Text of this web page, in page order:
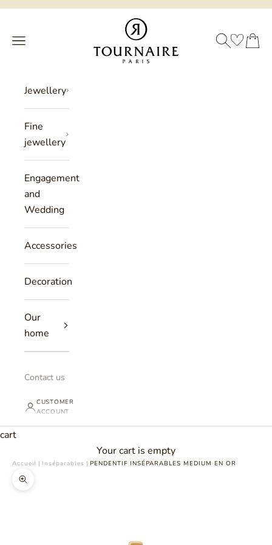
Skip to content
Philippe Tournaire
Menu
SEARCH CART
Jewellery
Fine
jewellery
Engagement
and
Wedding
Accessories
Decoration
Our
home
Contact us
CUSTOMER
ACCOUNT
cart
Your cart is empty
Accueil | Inséparables | PENDENTIF INSÉPARABLES MEDIUM EN OR
Zoomer sur l'image